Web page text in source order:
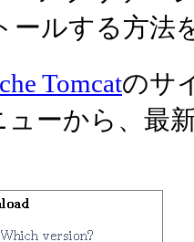
ールする方法
Tomcatのサ
ューから、最